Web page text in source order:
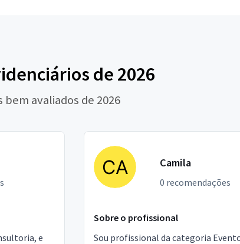
de 2026
bem avaliados de 2026
e
Camila
0 recomendações
Sobre o profissional
Sou profissional da categoria